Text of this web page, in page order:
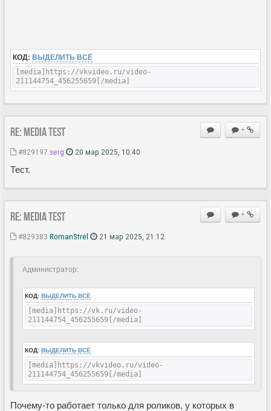
КОД: ВЫДЕЛИТЬ ВСЁ
[media]https://vkvideo.ru/video-
211144754_456255659[/media]
+
Re: MEDIA Test
#829197 serg 20 мар 2025, 10:40
Тест.
+
Re: MEDIA Test
#829383 RomanStrel 21 мар 2025, 21:12
Администратор:
КОД: ВЫДЕЛИТЬ ВСЁ
[media]https://vk.ru/video-
211144754_456255659[/media]
КОД: ВЫДЕЛИТЬ ВСЁ
[media]https://vkvideo.ru/video-
211144754_456255659[/media]
Почему-то работает только для роликов, у которых в